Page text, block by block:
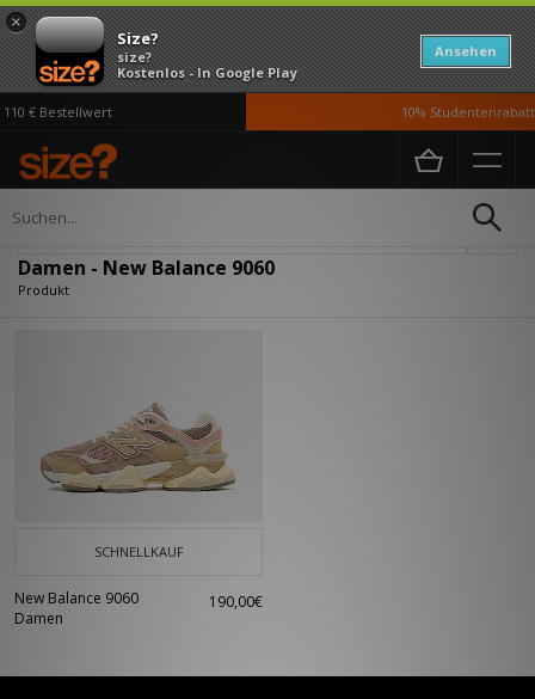
×
Size?
size?
Kostenlos - In Google Play
Ansehen
€ Bestellwert 10% Studentenrabatt
Home Damen
Damen - New Balance 9060
Produkt
SCHNELLKAUF
New Balance 9060
Damen
190,00€